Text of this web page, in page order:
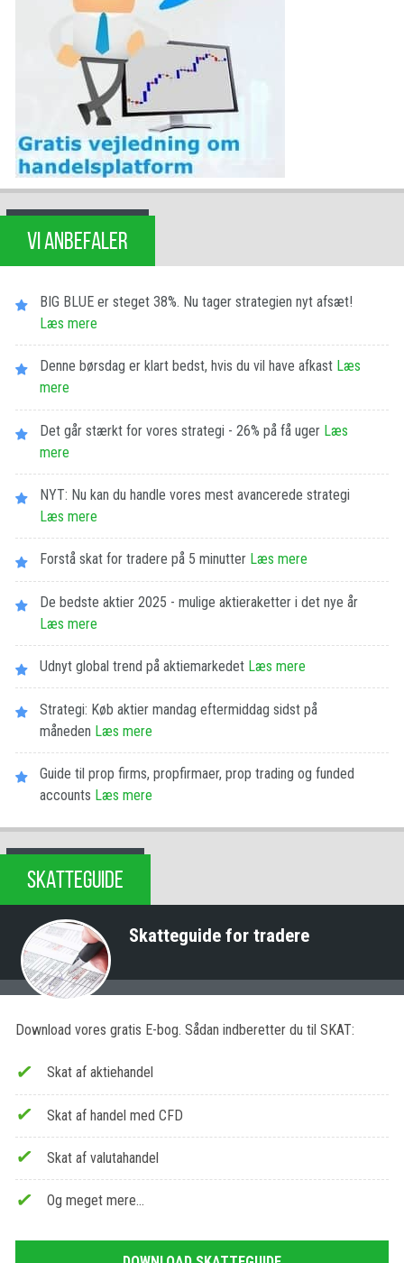
VI ANBEFALER
BIG BLUE er steget 38%. Nu tager strategien nyt afsæt!
Læs mere
Denne børsdag er klart bedst, hvis du vil have afkast Læs
mere
Det går stærkt for vores strategi - 26% på få uger Læs
mere
NYT: Nu kan du handle vores mest avancerede strategi
Læs mere
Forstå skat for tradere på 5 minutter Læs mere
De bedste aktier 2025 - mulige aktieraketter i det nye år
Læs mere
Udnyt global trend på aktiemarkedet Læs mere
Strategi: Køb aktier mandag eftermiddag sidst på
måneden Læs mere
Guide til prop firms, propfirmaer, prop trading og funded
accounts Læs mere
SKATTEGUIDE
Skatteguide for tradere
Download vores gratis E-bog. Sådan indberetter du til SKAT:
Skat af aktiehandel
Skat af handel med CFD
Skat af valutahandel
Og meget mere…